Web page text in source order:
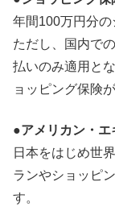
年間100万円分の
ただし、国内で
払いのみ適用と
ョッピング保険
●アメリカン・エ
日本をはじめ世
ランやショッピ
す。